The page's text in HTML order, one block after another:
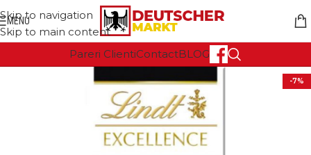
Skip to navigation
Skip to main content
MENU
Pareri ClientiContactBLOG
-7%